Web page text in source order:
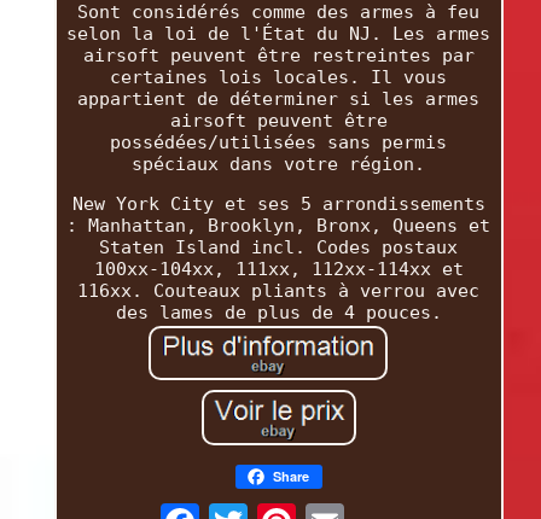
Sont considérés comme des armes à feu
selon la loi de l'État du NJ. Les armes
airsoft peuvent être restreintes par
certaines lois locales. Il vous
appartient de déterminer si les armes
airsoft peuvent être
possédées/utilisées sans permis
spéciaux dans votre région.
New York City et ses 5 arrondissements
: Manhattan, Brooklyn, Bronx, Queens et
Staten Island incl. Codes postaux
100xx-104xx, 111xx, 112xx-114xx et
116xx. Couteaux pliants à verrou avec
des lames de plus de 4 pouces.
Share